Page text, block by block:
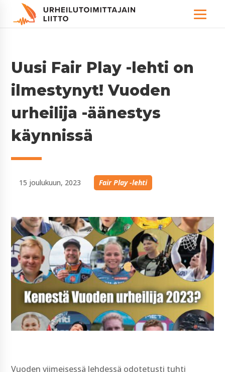
Uusi Fair Play -lehti on
ilmestynyt! Vuoden
urheilija -äänestys
käynnissä
Vuoden viimeisessä lehdessä odotetusti tuhti